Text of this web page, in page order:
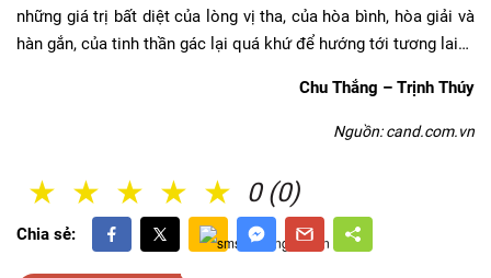
những giá trị bất diệt của lòng vị tha, của hòa bình, hòa giải và
hàn gắn, của tinh thần gác lại quá khứ để hướng tới tương lai…
Chu Thắng – Trịnh Thúy
Nguồn: cand.com.vn
0 (0)
5 Sao
4 Sao
3 Sao
2 Sao
1 Sao
Chia sẻ: